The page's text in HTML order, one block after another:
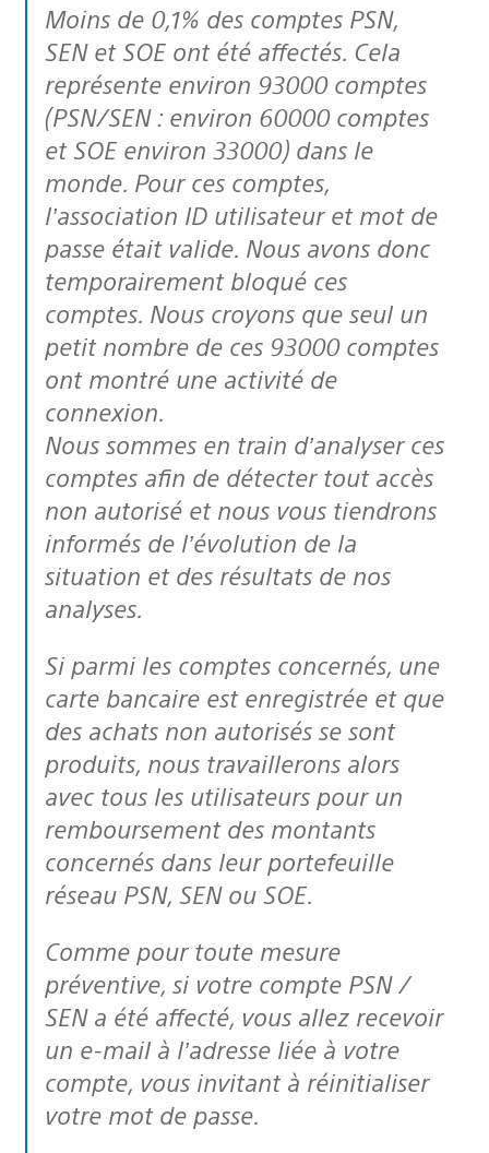
Moins de 0,1% des comptes PSN,
SEN et SOE ont été affectés. Cela
représente environ 93000 comptes
(PSN/SEN : environ 60000 comptes
et SOE environ 33000) dans le
monde. Pour ces comptes,
l’association ID utilisateur et mot de
passe était valide. Nous avons donc
temporairement bloqué ces
comptes. Nous croyons que seul un
petit nombre de ces 93000 comptes
ont montré une activité de
connexion.
Nous sommes en train d’analyser ces
comptes afin de détecter tout accès
non autorisé et nous vous tiendrons
informés de l’évolution de la
situation et des résultats de nos
analyses.
Si parmi les comptes concernés, une
carte bancaire est enregistrée et que
des achats non autorisés se sont
produits, nous travaillerons alors
avec tous les utilisateurs pour un
remboursement des montants
concernés dans leur portefeuille
réseau PSN, SEN ou SOE.
Comme pour toute mesure
préventive, si votre compte PSN /
SEN a été affecté, vous allez recevoir
un e-mail à l’adresse liée à votre
compte, vous invitant à réinitialiser
votre mot de passe.